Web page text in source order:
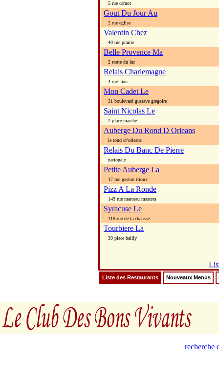
5 rue carnot
Gout Du Jour Au
2 rue eglise
Valentin Chez
40 rue prairie
Belle Provence Ma
2 route du lac
Relais Charlemagne
4 rue laon
Mon Cadet Le
31 boulevard gustave gregoire
Saint Nicolas Le
2 place marche
Auberge Du Rond D Orleans
le rond d\'orleans
Relais Du Banc De Pierre
nationale
Petite Auberge La
17 rue gaston trioux
Pizz A La Ronde
149 rue marceau mascres
Syracuse Le
118 rue de la chausse
Tourbiere La
39 place bailly
Liste des Restaurants Nouveaux Menus
recherche